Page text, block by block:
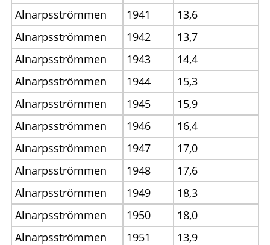
Alnarpsströmmen
1941
13,6
Alnarpsströmmen
1942
13,7
Alnarpsströmmen
1943
14,4
Alnarpsströmmen
1944
15,3
Alnarpsströmmen
1945
15,9
Alnarpsströmmen
1946
16,4
Alnarpsströmmen
1947
17,0
Alnarpsströmmen
1948
17,6
Alnarpsströmmen
1949
18,3
Alnarpsströmmen
1950
18,0
Alnarpsströmmen
1951
13,9